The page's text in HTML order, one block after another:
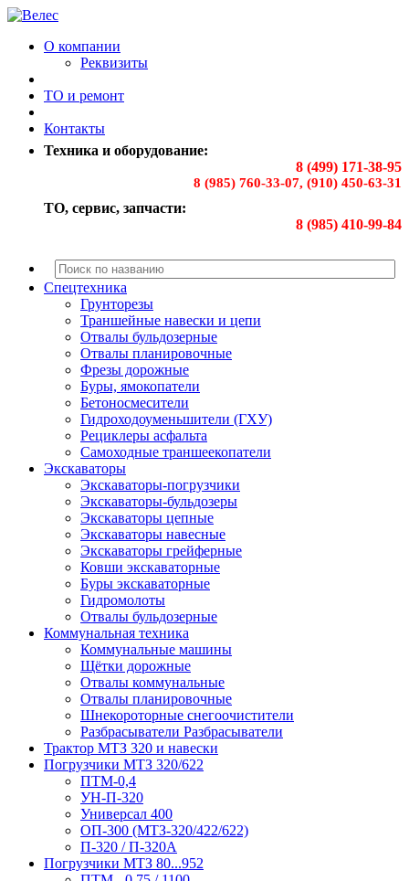
О компании
Реквизиты
ТО и ремонт
Контакты
Техника и оборудование:
8 (499) 171-38-95
8 (985) 760-33-07, (910) 450-63-31
ТО, сервис, запчасти:
8 (985) 410-99-84
Спецтехника
Грунторезы
Траншейные навески и цепи
Отвалы бульдозерные
Отвалы планировочные
Фрезы дорожные
Буры, ямокопатели
Бетоносмесители
Гидроходоуменьшители (ГХУ)
Рециклеры асфальта
Самоходные траншеекопатели
Экскаваторы
Экскаваторы-погрузчики
Экскаваторы-бульдозеры
Экскаваторы цепные
Экскаваторы навесные
Экскаваторы грейферные
Ковши экскаваторные
Буры экскаваторные
Гидромолоты
Отвалы бульдозерные
Коммунальная техника
Коммунальные машины
Щётки дорожные
Отвалы коммунальные
Отвалы планировочные
Шнекороторные снегоочистители
Разбрасыватели Разбрасыватели
Трактор МТЗ 320 и навески
Погрузчики МТЗ 320/622
ПТМ-0,4
УН-П-320
Универсал 400
ОП-300 (МТЗ-320/422/622)
П-320 / П-320А
Погрузчики МТЗ 80...952